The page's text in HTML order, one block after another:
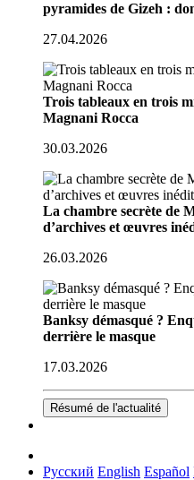
pyramides de Gizeh :
27.04.2026
Trois tableaux en trois
Magnani Rocca
30.03.2026
La chambre secrète de
d’archives et œuvres
26.03.2026
Banksy démasqué ?
derrière le masque
17.03.2026
Résumé de l'actualité
Русский English Español